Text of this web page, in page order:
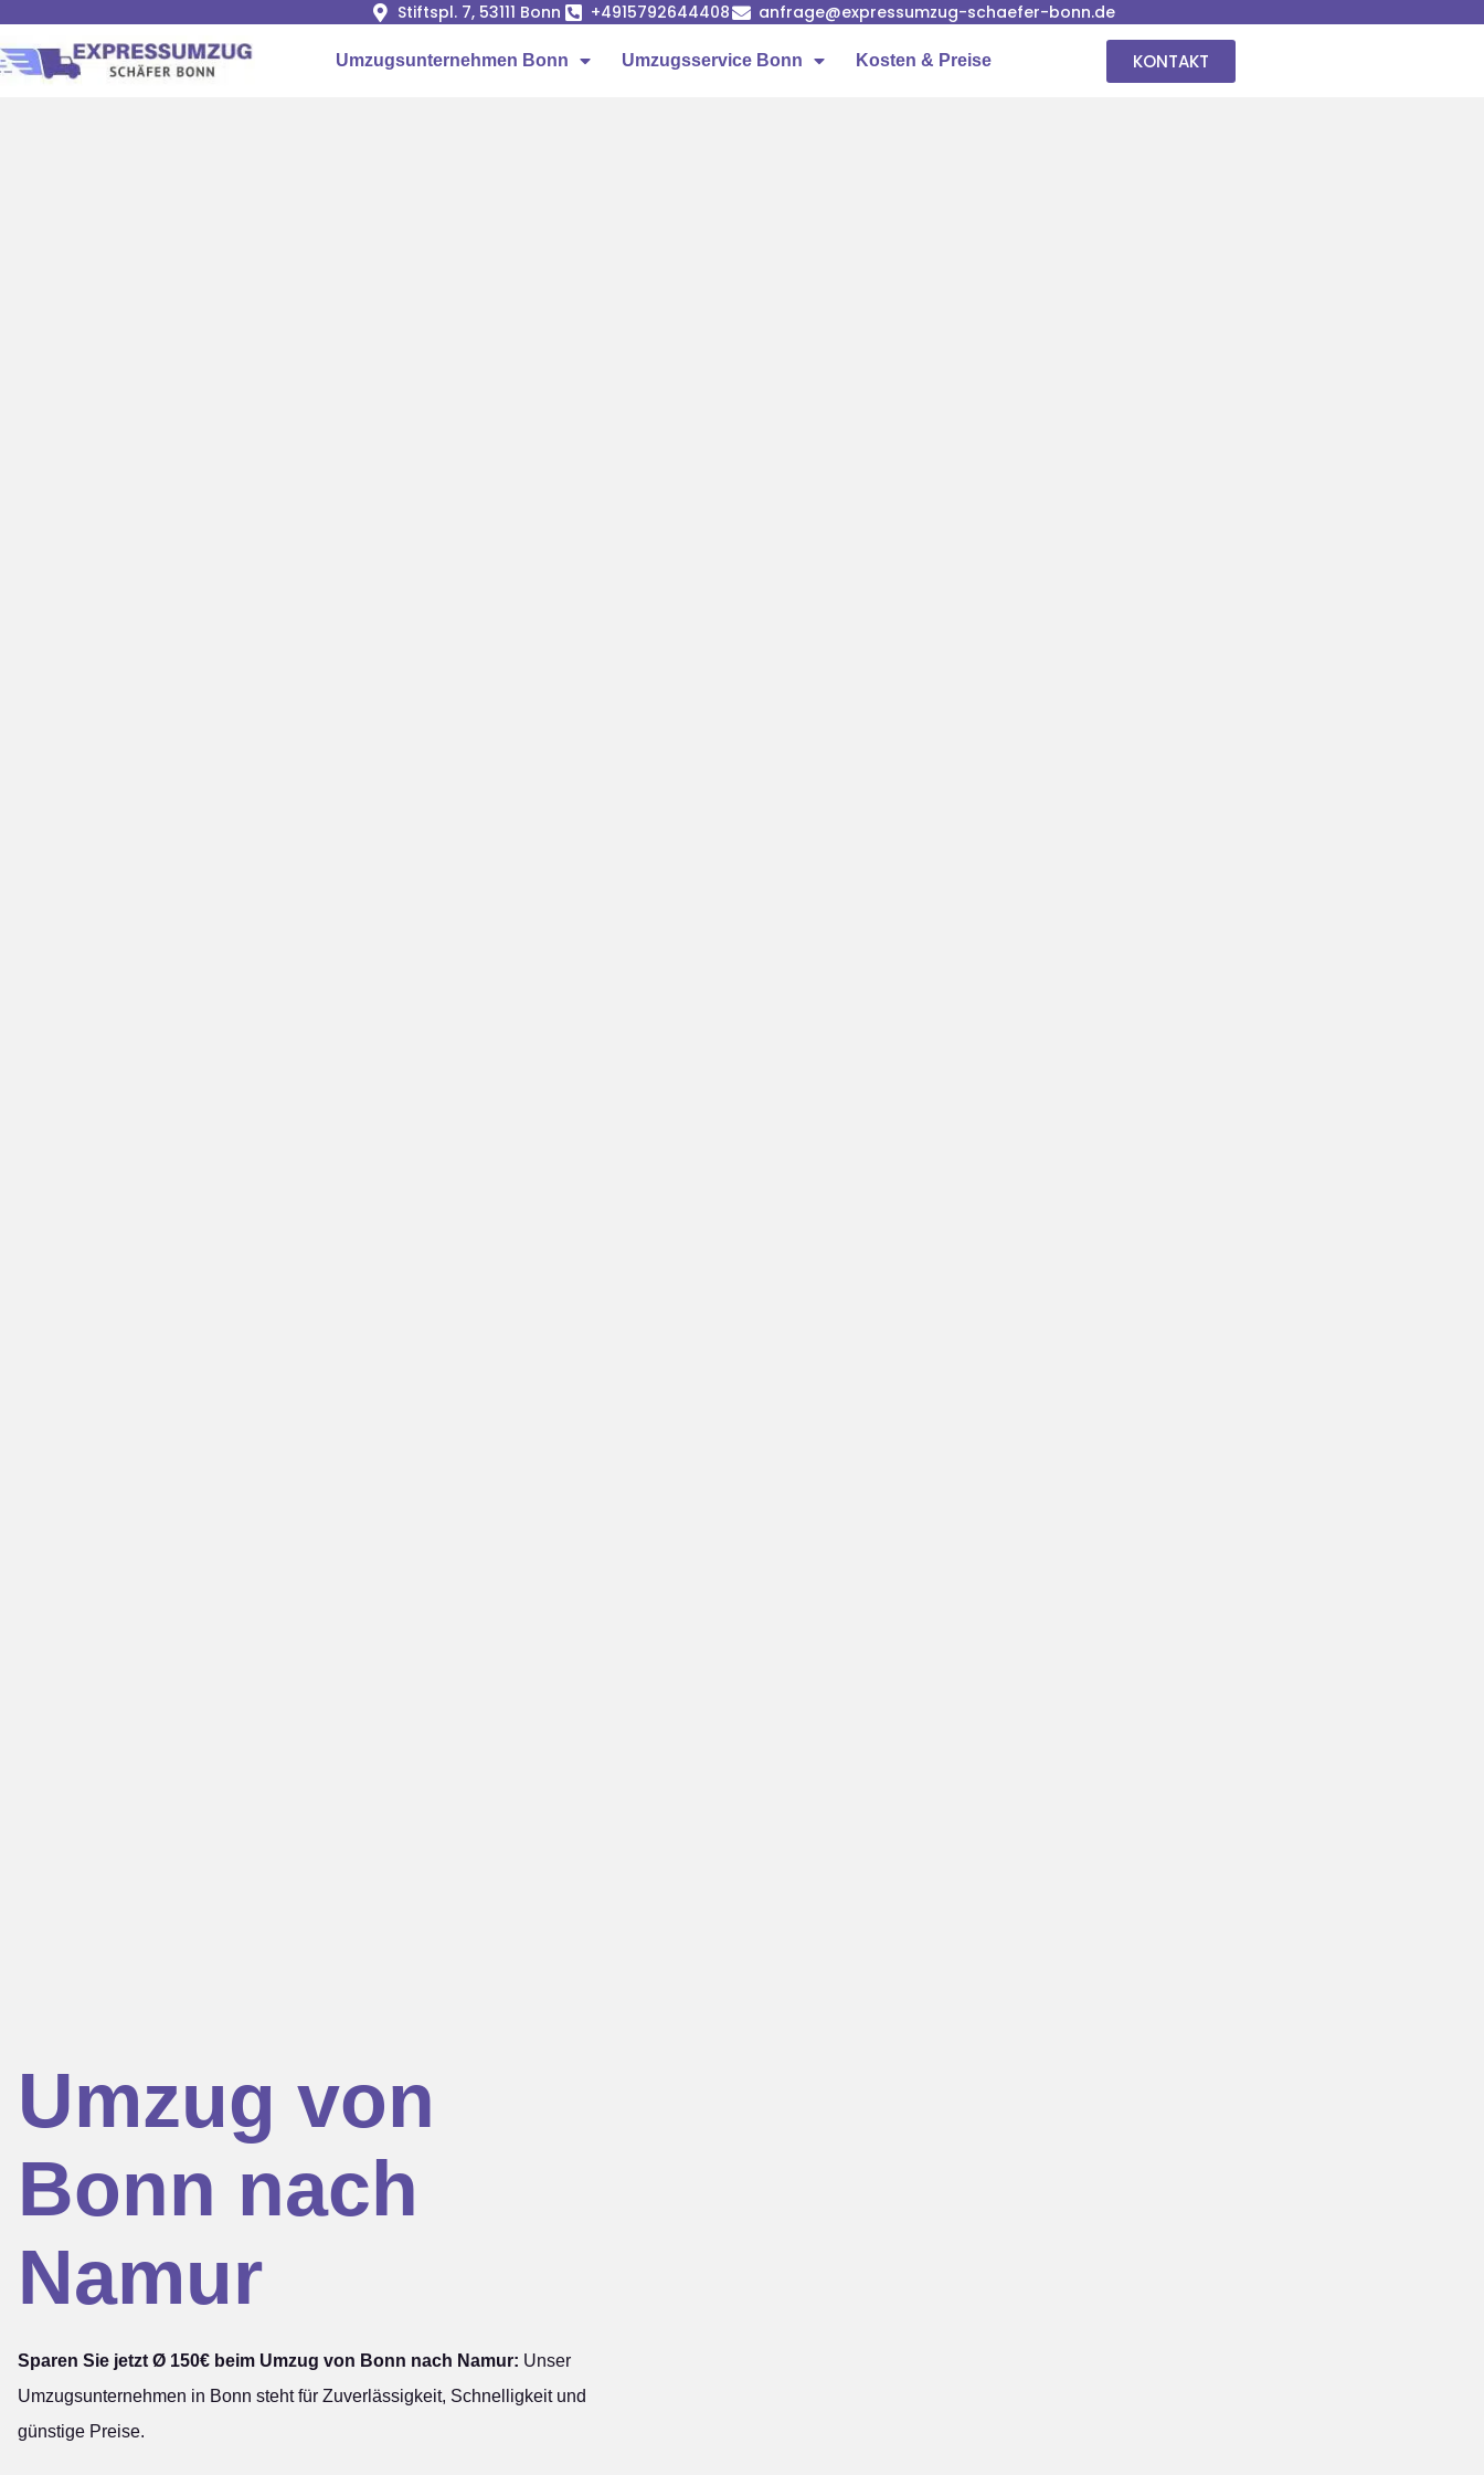
Stiftspl. 7, 53111 Bonn +4915792644408 anfrage@expressumzug-schaefer-bonn.de
Umzugsunternehmen Bonn Umzugsservice Bonn Kosten & Preise KONTAKT
Umzug von
Bonn nach
Namur
Sparen Sie jetzt Ø 150€ beim Umzug von Bonn nach Namur: Unser
Umzugsunternehmen in Bonn steht für Zuverlässigkeit, Schnelligkeit und
günstige Preise.